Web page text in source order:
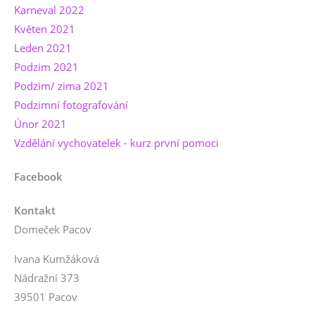
Karneval 2022
Květen 2021
Leden 2021
Podzim 2021
Podzim/ zima 2021
Podzimní fotografování
Únor 2021
Vzdělání vychovatelek - kurz první pomoci
Facebook
Kontakt
Domeček Pacov
Ivana Kumžáková
Nádražní 373
39501 Pacov